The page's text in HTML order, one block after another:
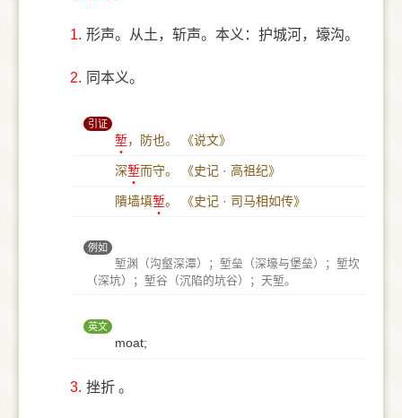
1. 形声。从土，斩声。本义：护城河，壕沟。
2. 同本义。
引证
堑，防也。 《说文》
深堑而守。 《史记 · 高祖纪》
隤墙填堑。 《史记 · 司马相如传》
例如
堑渊（沟壑深潭）；堑垒（深壕与堡垒）；堑坎
（深坑）；堑谷（沉陷的坑谷）；天堑。
英文
moat;
3. 挫折 。